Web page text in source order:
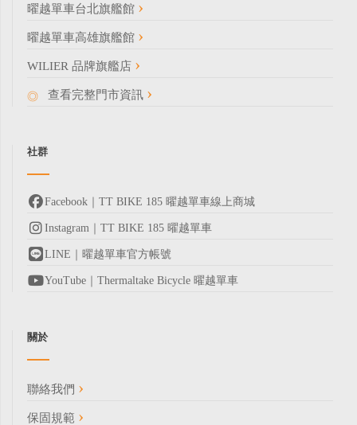
曜越單車台北旗艦館
曜越單車高雄旗艦館
WILIER 品牌旗艦店
查看完整門市資訊
社群
Facebook｜TT BIKE 185 曜越單車線上商城
Instagram｜TT BIKE 185 曜越單車
LINE｜曜越單車官方帳號
YouTube｜Thermaltake Bicycle 曜越單車
關於
聯絡我們
保固規範